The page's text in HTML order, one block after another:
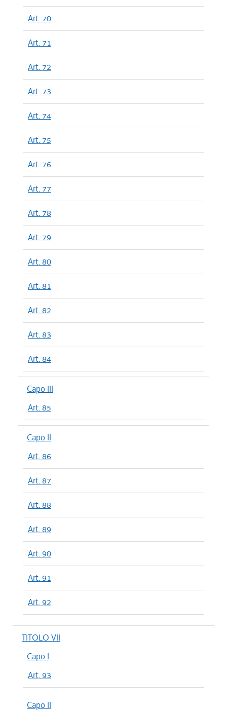
Art. 70
Art. 71
Art. 72
Art. 73
Art. 74
Art. 75
Art. 76
Art. 77
Art. 78
Art. 79
Art. 80
Art. 81
Art. 82
Art. 83
Art. 84
Capo III
Art. 85
Capo II
Art. 86
Art. 87
Art. 88
Art. 89
Art. 90
Art. 91
Art. 92
TITOLO VII
Capo I
Art. 93
Capo II